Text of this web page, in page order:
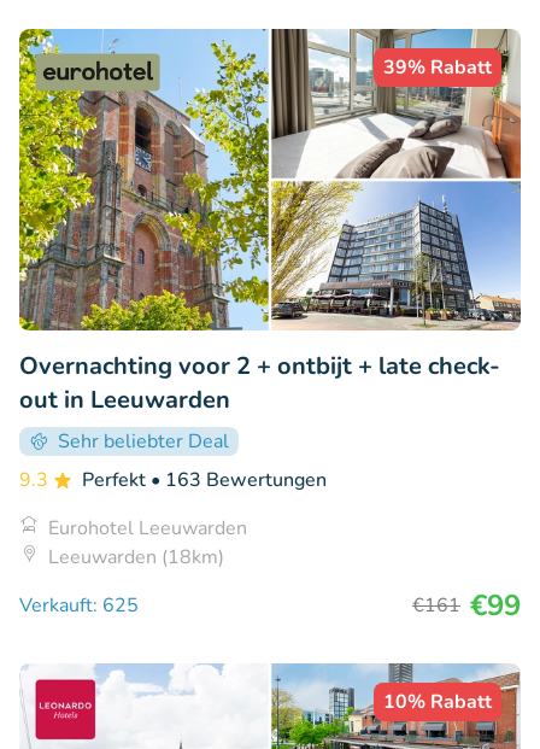
39% Rabatt
Overnachting voor 2 + ontbijt + late check-
out in Leeuwarden
Sehr beliebter Deal
9.3
Perfekt • 163 Bewertungen
Eurohotel Leeuwarden
Leeuwarden (18km)
Verkauft: 625
€161 €99
10% Rabatt